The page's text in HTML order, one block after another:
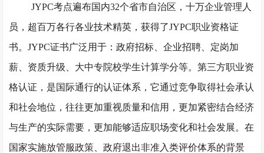
JYPC考点遍布国内32个省市自治区，十万企业管理人
员，超百万各行各业技术精英，获得了JYPC职业资格证
书。JYPC证书广泛用于：政府招标、企业招聘、定岗加
薪、资质升级、大中专院校学生计算学分等。第三方职业资
格认证，是国际通行的认证体系，它通过竞争取得社会承认
和社会地位，往往更加重视质量和信用，更加紧密结合经济
与生产的实际需要，更加能够适应职场变化和社会发展。在
国家实施放管服政策、政府退出非准入类评价体系的背景